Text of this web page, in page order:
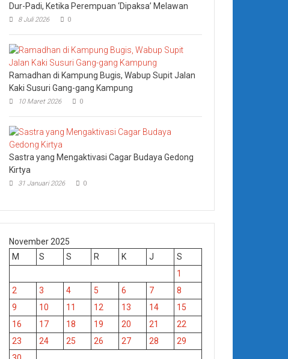
Dur-Padi, Ketika Perempuan ‘Dipaksa’ Melawan
8 Juli 2026 0
Ramadhan di Kampung Bugis, Wabup Supit Jalan
Kaki Susuri Gang-gang Kampung
10 Maret 2026 0
Sastra yang Mengaktivasi Cagar Budaya Gedong
Kirtya
31 Januari 2026 0
November 2025
M
S S R K J
S
1
2
3 4 5 6 7
8
9
10 11 12 13 14
15
16
17 18 19 20 21
22
23
24 25 26 27 28
29